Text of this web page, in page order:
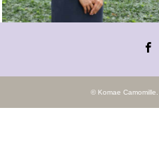
© Komae Camomille